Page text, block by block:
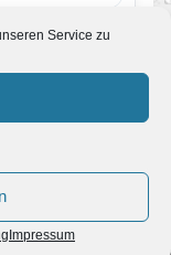
Service zu
Impressum
Direct findet
die nächste
ein paar
Super